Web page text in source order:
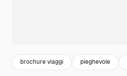
brochure viaggi pieghevole